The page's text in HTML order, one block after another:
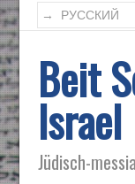
Beit
Israel
Jüdisch-